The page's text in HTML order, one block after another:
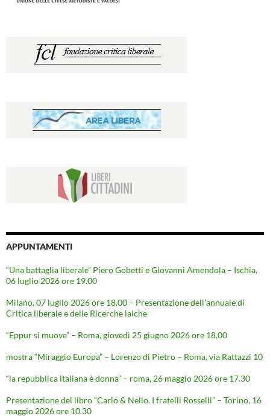
APPUNTAMENTI
“Una battaglia liberale” Piero Gobetti e Giovanni Amendola – Ischia,
06 luglio 2026 ore 19.00
Milano, 07 luglio 2026 ore 18.00 – Presentazione dell’annuale di
Critica liberale e delle Ricerche laiche
“Eppur si muove” – Roma, giovedì 25 giugno 2026 ore 18,00
mostra “Miraggio Europa” – Lorenzo di Pietro – Roma, via Rattazzi 10
“la repubblica italiana è donna” – roma, 26 maggio 2026 ore 17.30
Presentazione del libro “Carlo & Nello. I fratelli Rosselli” – Torino, 16
maggio 2026 ore 10.30